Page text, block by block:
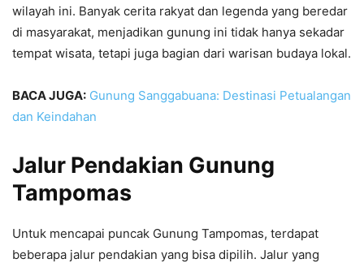
wilayah ini. Banyak cerita rakyat dan legenda yang beredar
di masyarakat, menjadikan gunung ini tidak hanya sekadar
tempat wisata, tetapi juga bagian dari warisan budaya lokal.
BACA JUGA: Gunung Sanggabuana: Destinasi Petualangan
dan Keindahan
Jalur Pendakian Gunung
Tampomas
Untuk mencapai puncak Gunung Tampomas, terdapat
beberapa jalur pendakian yang bisa dipilih. Jalur yang